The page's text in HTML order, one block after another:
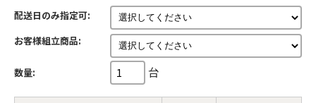
配送日のみ指定可:
お客様組立商品:
数量: 台